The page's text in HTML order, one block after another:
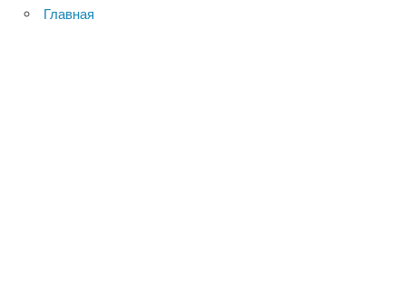
Главная